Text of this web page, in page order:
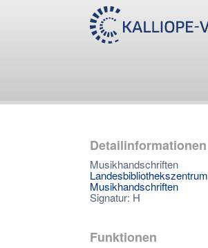
Detailinformationen
Musikhandschriften
Musikhandschriften
Signatur: H
Funktionen